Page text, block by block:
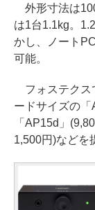
外形寸法は
は1台1.1kg。
かし、ノート
可能。
フォステクス
ードサイズの
「AP15d」
1,500円)などを